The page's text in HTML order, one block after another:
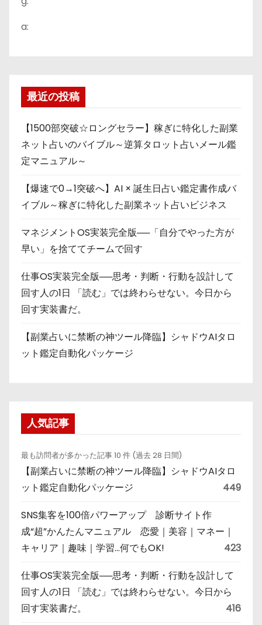
a:
最近の投稿
【1500部突破☆ロングセラー】稼ぎに特化した副業
ネット占いのバイブル～逆算タロット占いメール鑑
定マニュアル～
【爆速で0→1突破へ】AI × 誕生日占い鑑定書作成バ
イブル～稼ぎに特化した副業ネット占いビジネス
マネジメントOS実装完全版──「自分でやった方が
早い」を捨ててチームで回す
仕事OS実装完全版──思考・判断・行動を設計して
回す人の1日 「読む」では終わらせない。今日から
回す実装書だ。
【副業占いに禁断の神ツール降臨】シャドウAIタロ
ット鑑定自動化パッケージ
人気記事
最も訪問者が多かった記事 10 件 (過去 28 日間)
【副業占いに禁断の神ツール降臨】シャドウAIタロ
ット鑑定自動化パッケージ
449
SNS集客を100倍パワーアップ 診断サイト作
成“超”かんたんマニュアル 恋愛｜美容｜マネー｜
キャリア｜趣味｜学習…何でもOK!
423
仕事OS実装完全版──思考・判断・行動を設計して
回す人の1日 「読む」では終わらせない。今日から
回す実装書だ。
416